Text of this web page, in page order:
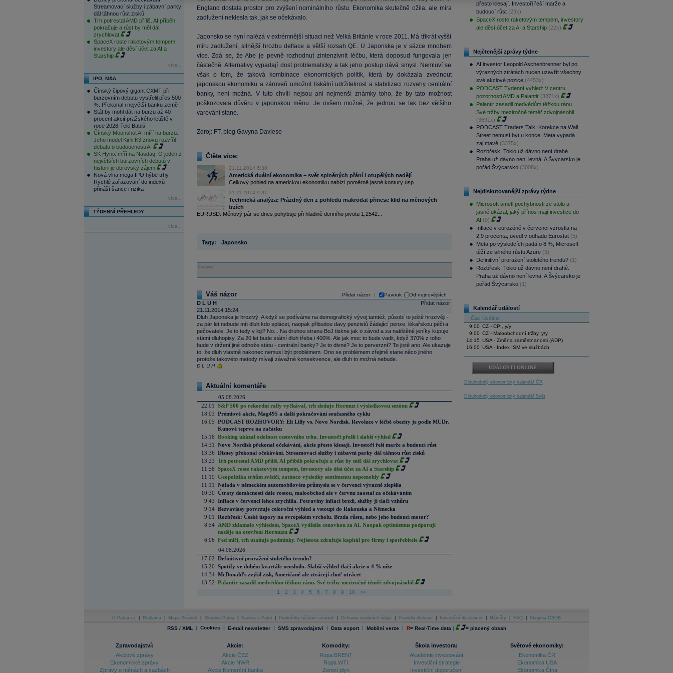
Streamovací služby i zábavní parky
dál táhnou růst zisků
Trh potrestal AMD příliš. AI příběh
pokračuje a růst by měl dál
zrychlovat
SpaceX roste raketovým tempem,
investory ale děsí účet za AI a
Starship
více...
IPO, M&A
Čínský čipový gigant CXMT při
burzovním debutu vystřelil přes 500
%. Překonal i největší banku země
Stát by mohl dát na burzu až 40
procent akcií pražského letiště v
roce 2028, řekl Babiš
Čínský Moonshot AI míří na burzu.
Jeho model Kimi K3 znovu rozvířil
debatu o budoucnosti AI
SK Hynix míří na Nasdaq. O jeden z
největších burzovních debutů v
historii je obrovský zájem
Nová vlna mega IPO hýbe trhy.
Rychlé zařazování do indexů
přináší šance i rizika
více...
TÝDENNÍ PŘEHLEDY
více...
England dostala prostor pro zvýšení nominálního růstu. Ekonomika skutečně ožila, ale míra
zadlužení neklesla tak, jak se očekávalo.
Japonsko se nyní nalézá v extrémnější situaci než Velká Británie v roce 2011. Má třikrát vyšší
míru zadlužení, silnější hrozbu deflace a větší rozsah QE. U Japonska je v sázce mnohem
více. Zdá se, že Abe je pevně rozhodnut zintenzivnit léčbu, která doposud fungovala jen
částečně. Alternativy vypadají dost problematicky a tak jeho postup dává smysl. Nemluví se
však o tom, že taková kombinace ekonomických politik, která by dokázala zvednout
japonskou ekonomiku a zároveň umožnit fiskální udržitelnost a stabilizaci rozvahy centrální
banky, není možná. V tuto chvíli nejsou ani nejmenší známky toho, že by tato možnost
poškozovala důvěru v japonskou měnu. Je ovšem možné, že jednou se tak bez většího
varování stane.
Zdroj: FT, blog Gavyna Daviese
Čtěte více:
21.11.2014 6:30
Americká duální ekonomika – svět splněných přání i otupělých nadějí
Celkový pohled na americkou ekonomiku nabízí poměrně jasné kontury úsp...
21.11.2014 9:31
Technická analýza: Prázdný den z pohledu makrodat přinese klid na měnových
trzích
EURUSD: Měnový pár se dnes pohybuje při hladině denního pivotu 1,2542...
Tagy: Japonsko
Reklama
Přidat názor Pavouk Od nejnovějších
Váš názor
Přidat názor
D L U H
21.11.2014 15:24
Dluh Japonska je hrozivý. A když se podíváme na demografický vývoj tamtéž, působí to ještě hrozivěji -
za pár let nebude mít dluh kdo splácet, naopak přibudou davy penzistů žádající penze, lékařskou péči a
pečovatele. Je to tedy v loji? No... Na druhou stranu BoJ tiskne jak o závod a za natištěné jeníky kupuje
státní dluhopisy. Za 20 let bude státní dluh třeba i 400%. Ale jak moc to bude vadit, když 370% z toho
bude v držení jiné odnože státu - centrální banky? Je to divné? Je to perverzní? To jistě ano. Ale ukazuje
to, že dluh vlastně nakonec nemusí být problémem. Ono se problémem zřejmě stane něco jiného,
protože takovéto metody mívají závažné konsekvence, ale dluh to možná nebude.
D L U H
Aktuální komentáře
05.08.2026
22:01
S&P 500 po rekordní rally vyčkával, trh sleduje Hormuz i výsledkovou sezónu
18:03 Prémiové akcie, Mag495 a další pokračování současného cyklu
16:05 PODCAST ROZHOVORY: Eli Lilly vs. Novo Nordisk. Revoluce v léčbě obezity je podle MUDr.
Kunové teprve na začátku
15:18 Booking ukázal odolnost cestovního trhu. Investoři přešli i slabší výhled
14:31
Novo Nordisk překonal očekávání, akcie přesto klesají. Investoři řeší marže a budoucí růst
13:36 Disney překonal očekávání. Streamovací služby i zábavní parky dál táhnou růst zisků
13:23 Trh potrestal AMD příliš. AI příběh pokračuje a růst by měl dál zrychlovat
11:58 SpaceX roste raketovým tempem, investory ale děsí účet za AI a Starship
11:19 Geopolitika trhům svědčí, zatímco výsledky sentimentu nepomohly
11:11
Nálada v německém automobilovém průmyslu se v červenci výrazně zlepšila
10:30 Útraty domácností dále rostou, maloobchod ale v červnu zaostal za očekáváním
9:43 Inflace v červenci lehce zrychlila. Potraviny inflaci brzdí, služby ji tlačí vzhůru
9:14 Bezvavlasy potvrzuje celoroční výhled a vstoupí do Rakouska a Německa
9:01
Rozbřesk: České úspory na evropském vrcholu. Brzda růstu, nebo jeho budoucí motor?
8:54
AMD zklamalo výhledem, SpaceX vyděsila cenovkou za AI. Naopak optimismus podporují
naděje na otevření Hormuzu
6:06 Fed mlčí, trh utahuje podmínky. Nejistota zdražuje kapitál pro firmy i spotřebitele
04.08.2026
17:02 Definitivní proražení stoletého trendu?
15:20 Spotify ve duhém kvartále neoslnilo. Slabší výhled tlačí akcie o 4 % níže
14:34 McDonald's zvýšil zisk, Američané ale ztrácejí chuť utrácet
13:52 Palantir zasadil medvědům těžkou ránu. Své tržby meziročně téměř zdvojnásobil
1 2 3 4 5 6 7 8 9 10 >>
přesto klesají. Investoři řeší marže a
budoucí růst (23x)
SpaceX roste raketovým tempem, investory
ale děsí účet za AI a Starship (22x)
Nejčtenější zprávy týdne
AI investor Leopold Aschenbrenner byl po
výrazných ztrátách nucen uzavřít všechny
své akciové pozice (4453x)
PODCAST Týdenní výhled: V centru
pozornosti AMD a Palantir (3871x)
Palantir zasadil medvědům těžkou ránu.
Své tržby meziročně téměř zdvojnásobil
(3691x)
PODCAST Traders Talk: Korekce na Wall
Street nemusí být u konce. Meta vypadá
zajímavě (3375x)
Rozbřesk: Tokio už dávno není drahé.
Praha už dávno není levná. A Švýcarsko je
pořád Švýcarsko (3008x)
Nejdiskutovanější zprávy týdne
Microsoft smetl pochybnosti ze stolu a
jasně ukázal, jaký přínos mají investice do
AI (9)
Inflace v eurozóně v červenci vzrostla na
2,9 procenta, uvedl v odhadu Eurostat (5)
Meta po výsledcích padá o 8 %, Microsoft
těží ze silného růstu Azure (3)
Definitivní proražení stoletého trendu? (1)
Rozbřesk: Tokio už dávno není drahé.
Praha už dávno není levná. A Švýcarsko je
pořád Švýcarsko (1)
Kalendář událostí
Čas Událost
9:00 CZ - CPI, y/y
9:00 CZ - Maloobchodní tržby, y/y
14:15 USA - Změna zaměstnanosti (ADP)
16:00 USA - Index ISM ve službách
UDÁLOSTI ONLINE
Dlouhodobý ekonomický kalendář ČR
Dlouhodobý ekonomický kalendář Svět
O Patria.cz Reklama Mapa Stránek Skupina Patria Kariéra v Patrii Podmínky užívání stránek Ochrana osobních údajů Pravidla diskuse Investiční disclaimer Náměty FAQ Skupina ČSOB
RSS / XML | Cookies | E-mail newsletter | SMS zpravodajství | Data export | Mobilní verze | R= Real-Time data | = placený obsah
Zpravodajství:
Akciové zprávy
Ekonomické zprávy
Zprávy o měnách a sazbách
Akcie:
Akcie ČEZ
Akcie NWR
Akcie Komerční banka
Komodity:
Ropa BRENT
Ropa WTI
Zemní plyn
Škola investora:
Akademie investování
Investiční strategie
Investiční doporučení
Světové ekonomiky:
Ekonomika ČR
Ekonomika USA
Ekonomika Čína